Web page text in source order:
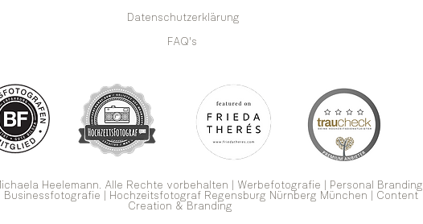
Datenschutzerklärung
FAQ's
Heelemann. Alle Rechte vorbehalten | Werbefotografie
Personal Branding
Businessfotografie Hochzeitsfotograf Regensburg Nürnberg München | Content
Creation & Branding